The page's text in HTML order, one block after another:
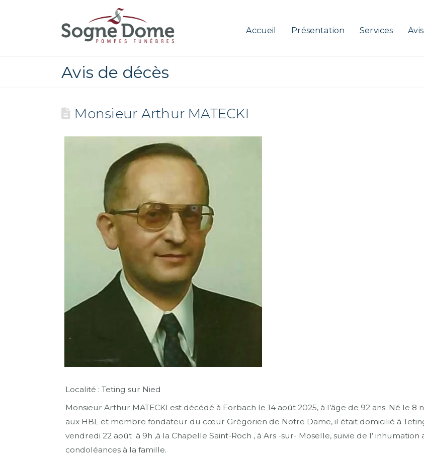
Accueil Présentation Services
Avis de décès
Monsieur Arthur MATECKI
Localité : Teting sur Nied
Monsieur Arthur MATECKI est décédé à Forbach le 14 août 2025, à l’âge de 92 ans. Né le
aux HBL et membre fondateur du cœur Grégorien de Notre Dame, il était domicilié à
vendredi 22 août à 9h ,à la Chapelle Saint-Roch , à Ars -sur- Moselle, suivie de l’
condoléances à la famille.